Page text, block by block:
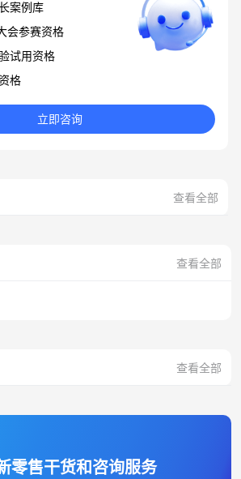
案例库
会参赛资格
试用资格
格
立即咨询
查看全部
查看全部
查看全部
零售干货和咨询服务